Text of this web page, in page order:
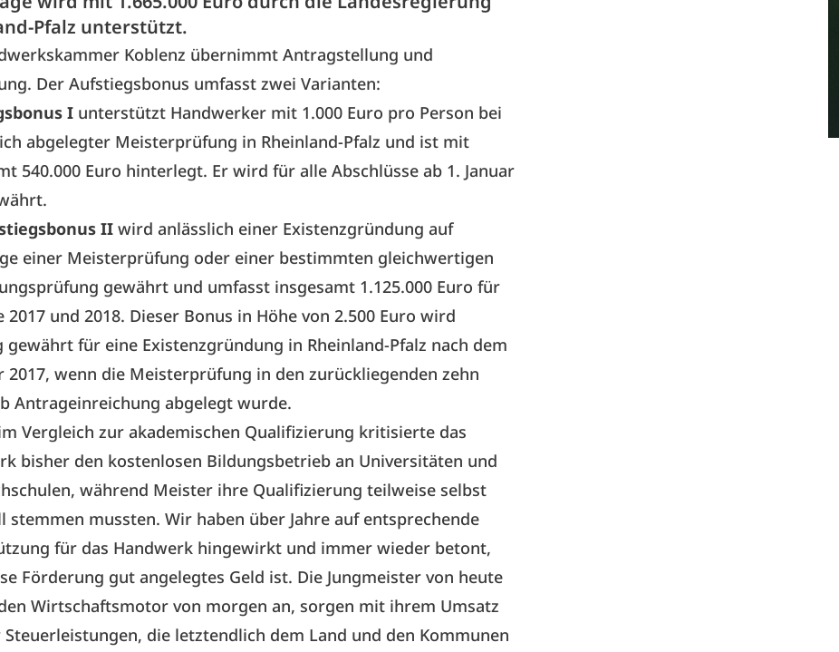
Pfalz unterstützt.
Koblenz übernimmt Antragstellung und
Der Aufstiegsbonus umfasst zwei Varianten:
I unterstützt Handwerker mit 1.000 Euro pro Person bei
abgelegter Meisterprüfung in Rheinland-Pfalz und ist mit
540.000 Euro hinterlegt. Er wird für alle Abschlüsse ab 1. Januar
II wird anlässlich einer Existenzgründung auf
einer Meisterprüfung oder einer bestimmten gleichwertigen
gewährt und umfasst insgesamt 1.125.000 Euro für
2017 und 2018. Dieser Bonus in Höhe von 2.500 Euro wird
gewährt für eine Existenzgründung in Rheinland-Pfalz nach dem
2017, wenn die Meisterprüfung in den zurückliegenden zehn
Antrageinreichung abgelegt wurde.
Vergleich zur akademischen Qualifizierung kritisierte das
bisher den kostenlosen Bildungsbetrieb an Universitäten und
während Meister ihre Qualifizierung teilweise selbst
stemmen mussten. Wir haben über Jahre auf entsprechende
für das Handwerk hingewirkt und immer wieder betont,
Förderung gut angelegtes Geld ist. Die Jungmeister von heute
Wirtschaftsmotor von morgen an, sorgen mit ihrem Umsatz
die letztendlich dem Land und den Kommunen